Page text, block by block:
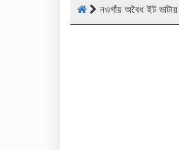
নওগাঁয় অবৈধ ইট ভাটায়